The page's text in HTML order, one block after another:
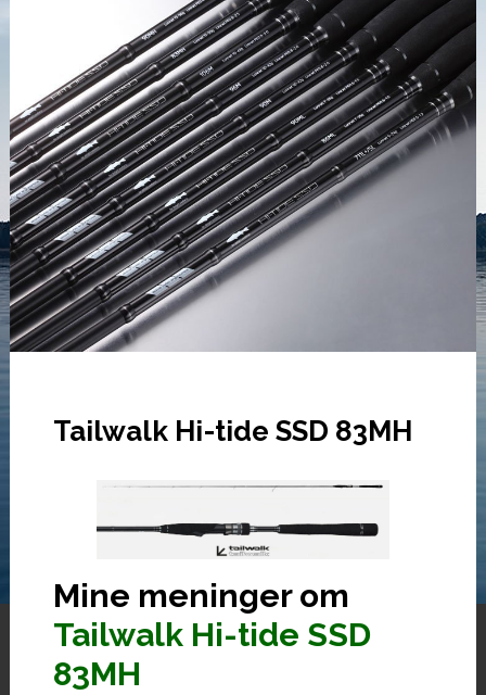
Tailwalk Hi-tide SSD 83MH
Mine meninger om
Tailwalk Hi-tide SSD
83MH